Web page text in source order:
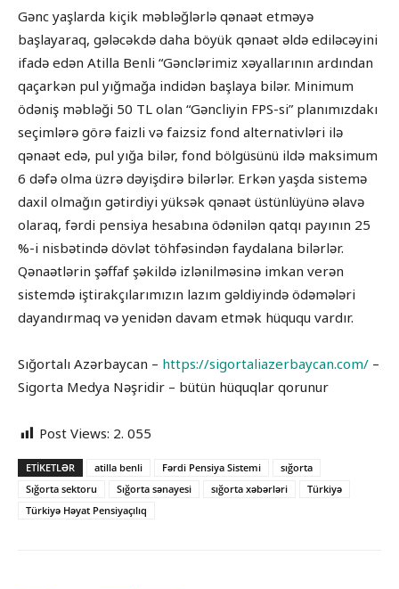
Gənc yaşlarda kiçik məbləğlərlə qənaət etməyə
başlayaraq, gələcəkdə daha böyük qənaət əldə ediləcəyini
ifadə edən Atilla Benli “Gənclərimiz xəyallarının ardından
qaçarkən pul yığmağa indidən başlaya bilər. Minimum
ödəniş məbləği 50 TL olan “Gəncliyin FPS-si” planımızdakı
seçimlərə görə faizli və faizsiz fond alternativləri ilə
qənaət edə, pul yığa bilər, fond bölgüsünü ildə maksimum
6 dəfə olma üzrə dəyişdirə bilərlər. Erkən yaşda sistemə
daxil olmağın gətirdiyi yüksək qənaət üstünlüyünə əlavə
olaraq, fərdi pensiya hesabına ödənilən qatqı payının 25
%-i nisbətində dövlət töhfəsindən faydalana bilərlər.
Qənaətlərin şəffaf şəkildə izlənilməsinə imkan verən
sistemdə iştirakçılarımızın lazım gəldiyində ödəmələri
dayandırmaq və yenidən davam etmək hüququ vardır.
Sığortalı Azərbaycan – https://sigortaliazerbaycan.com/ –
Sigorta Medya Nəşridir – bütün hüquqlar qorunur
Post Views: 2. 055
ETIKETLƏR atilla benli Fərdi Pensiya Sistemi
sığorta
Sığorta sektoru
Sığorta sənayesi sığorta xəbərləri
Türkiyə
Türkiyə Həyat Pensiyaçılıq